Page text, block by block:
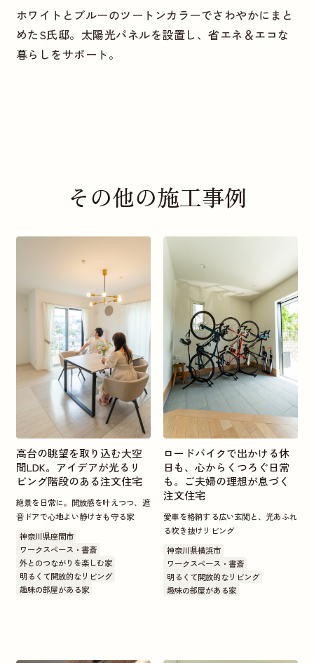
ホワイトとブルーのツートンカラーでさわやかにまと
めたS氏邸。太陽光パネルを設置し、省エネ＆エコな
暮らしをサポート。
その他の施工事例
高台の眺望を取り込む大空
間LDK。アイデアが光るリ
ビング階段のある注文住宅
絶景を日常に。開放感を叶えつつ、遮
音ドアで心地よい静けさも守る家
神奈川県座間市
ワークスペース・書斎
外とのつながりを楽しむ家
明るくて開放的なリビング
趣味の部屋がある家
ロードバイクで出かける休
日も、心からくつろぐ日常
も。ご夫婦の理想が息づく
注文住宅
愛車を格納する広い玄関と、光あふれ
る吹き抜けリビング
神奈川県横浜市
ワークスペース・書斎
明るくて開放的なリビング
趣味の部屋がある家